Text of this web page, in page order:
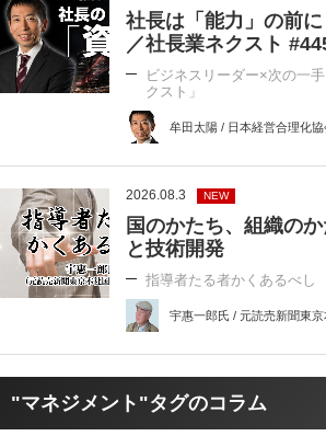
社長は「能力」の前
／社長業ネクスト
ビジネスリーダー×次の一
クスト」
牟田太陽 / 日本経営合理化
2026.08.3 NEW
国のかたち、組織の
と技術開発
指導者たる者かくあるべし
宇惠一郎氏 / 元読売新聞東
"マネジメント"タグのコラム